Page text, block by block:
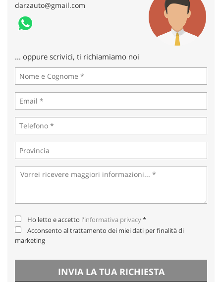
darzauto@gmail.com
... oppure scrivici, ti richiamiamo noi
Ho letto e accetto l'informativa privacy*
Acconsento al trattamento dei miei dati per finalità di
marketing
INVIA LA TUA RICHIESTA
Leggi
cookie
policy
Salva
le
impostazioni